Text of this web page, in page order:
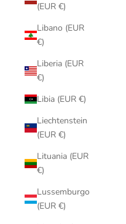
(EUR €)
Libano (EUR
€)
Liberia (EUR
€)
Libia (EUR €)
Liechtenstein
(EUR €)
Lituania (EUR
€)
Lussemburgo
(EUR €)